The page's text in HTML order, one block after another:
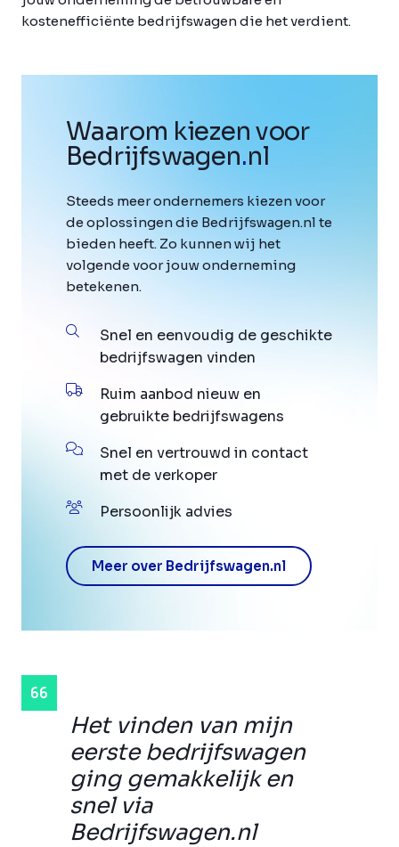
kostenefficiënte bedrijfswagen die het verdient.
Het vinden van mijn
eerste bedrijfswagen
ging gemakkelijk en
snel via
Bedrijfswagen.nl
Waarom kiezen voor
Bedrijfswagen.nl
Steeds meer ondernemers kiezen voor
de oplossingen die Bedrijfswagen.nl te
bieden heeft. Zo kunnen wij het
volgende voor jouw onderneming
betekenen.
Snel en eenvoudig de geschikte
bedrijfswagen vinden
Ruim aanbod nieuw en
gebruikte bedrijfswagens
Snel en vertrouwd in contact
met de verkoper
Persoonlijk advies
Meer over Bedrijfswagen.nl